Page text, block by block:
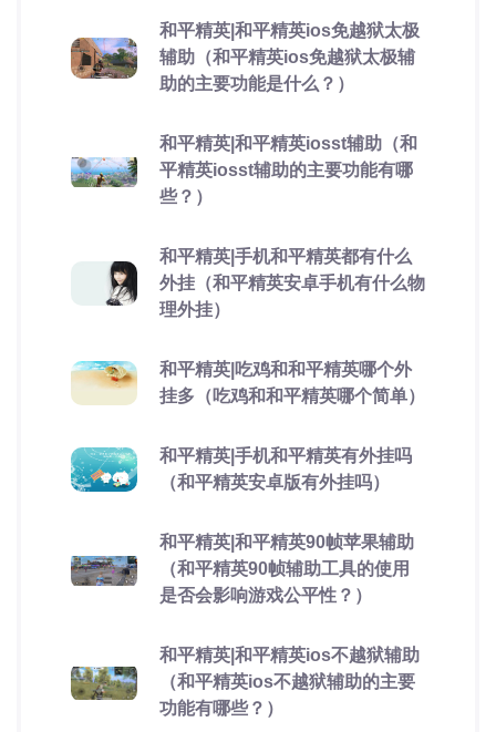
和平精英|和平精英ios免越狱太极
辅助（和平精英ios免越狱太极辅
助的主要功能是什么？）
和平精英|和平精英iosst辅助（和
平精英iosst辅助的主要功能有哪
些？）
和平精英|手机和平精英都有什么
外挂（和平精英安卓手机有什么物
理外挂）
和平精英|吃鸡和和平精英哪个外
挂多（吃鸡和和平精英哪个简单）
和平精英|手机和平精英有外挂吗
（和平精英安卓版有外挂吗）
和平精英|和平精英90帧苹果辅助
（和平精英90帧辅助工具的使用
是否会影响游戏公平性？）
和平精英|和平精英ios不越狱辅助
（和平精英ios不越狱辅助的主要
功能有哪些？）